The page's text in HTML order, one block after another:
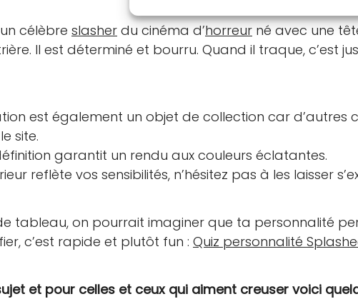
célèbre slasher du cinéma d’horreur né avec une
Il est déterminé et bourru. Quand il traque, c’est
est également un objet de collection car d’autres
site.
garantit un rendu aux couleurs éclatantes.
reflète vos sensibilités, n’hésitez pas à les laisser
tableau, on pourrait imaginer que ta personnalité
c’est rapide et plutôt fun : Quiz personnalité
et pour celles et ceux qui aiment creuser voici